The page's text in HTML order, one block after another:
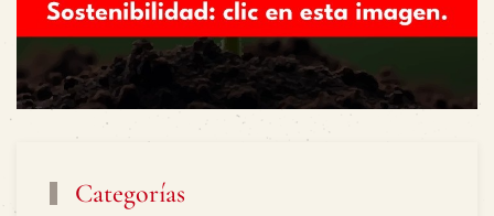
Categorías